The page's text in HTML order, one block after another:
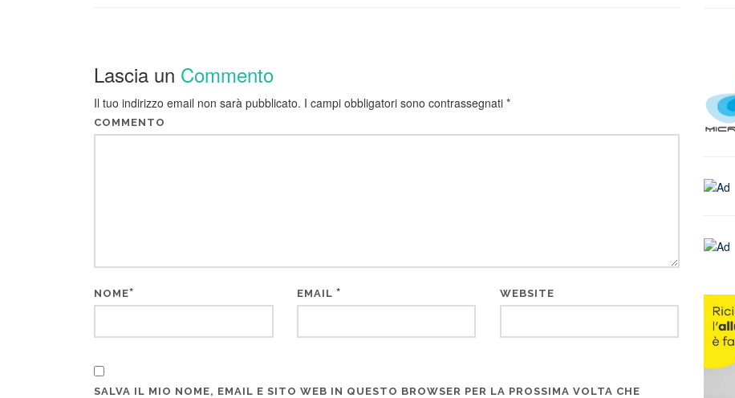
Lascia un Commento
Il tuo indirizzo email non sarà pubblicato. I campi obbligatori sono contrassegnati *
COMMENTO
NOME* EMAIL * WEBSITE
SALVA IL MIO NOME, EMAIL E SITO WEB IN QUESTO BROWSER PER LA PROSSIMA VOLTA CHE